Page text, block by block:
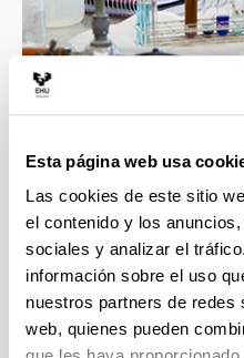
Esta página web usa
Las cookies de este sitio
el contenido y los
sociales y analizar el
información sobre el uso
nuestros partners de redes
web, quienes pueden
Profesorado con
investigadora, esto
en las áreas implicadas
Contacto directo
incluye grupos y
punteras.